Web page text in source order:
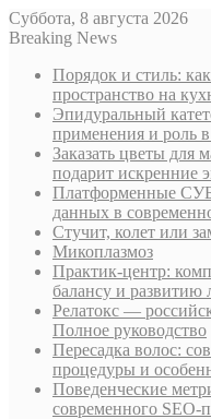
Суббота, 8 августа 2026
Breaking News
Порядок и стиль:
пространство на
Эпидуральный
применения и роль
Заказать цветы для
подарит искренние
Платформенные
данных в
Стучит, колет или
Микоплазмоз
Практик-центр:
балансу и развитию
Релатокс —
Полное руководство
Пересадка волос:
процедуры и
Поведенческие
современного SEO-